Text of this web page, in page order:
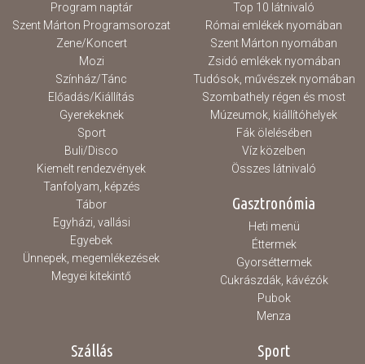
Program naptár
Szent Márton Programsorozat
Zene/Koncert
Mozi
Színház/Tánc
Előadás/Kiállítás
Gyerekeknek
Sport
Buli/Disco
Kiemelt rendezvények
Tanfolyam, képzés
Tábor
Egyházi, vallási
Egyebek
Ünnepek, megemlékezések
Megyei kitekintő
Top 10 látnivaló
Római emlékek nyomában
Szent Márton nyomában
Zsidó emlékek nyomában
Tudósok, művészek nyomában
Szombathely régen és most
Múzeumok, kiállítóhelyek
Fák ölelésében
Víz közelben
Összes látnivaló
Gasztronómia
Heti menü
Éttermek
Gyorséttermek
Cukrászdák, kávézók
Pubok
Menza
Szállás Sport